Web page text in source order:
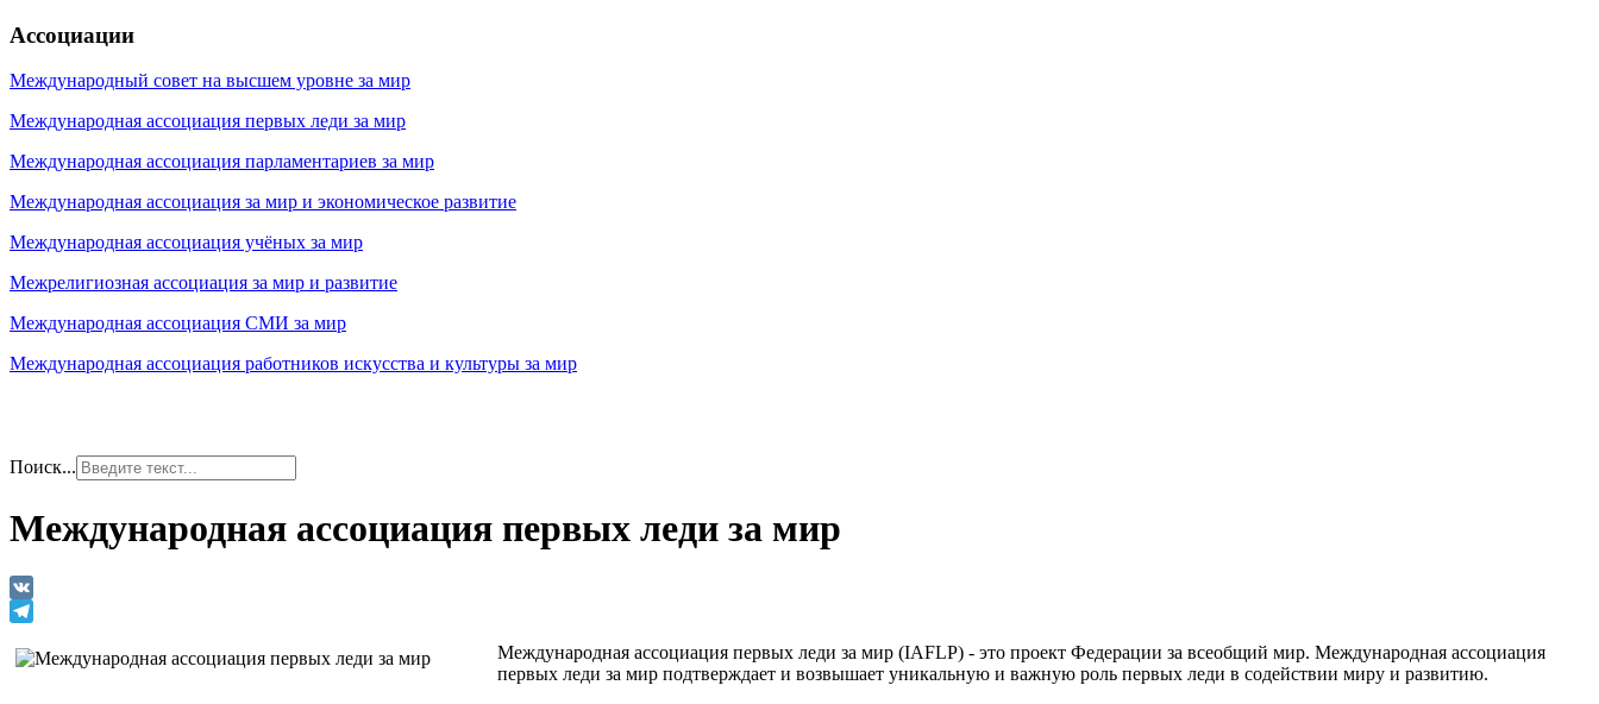
Ассоциации
Международный совет на высшем уровне за мир
Международная ассоциация первых леди за мир
Международная ассоциация парламентариев за мир
Международная ассоциация за мир и экономическое развитие
Международная ассоциация учёных за мир
Межрелигиозная ассоциация за мир и развитие
Международная ассоциация СМИ за мир
Международная ассоциация работников искусства и культуры за мир
Поиск...
Международная ассоциация первых леди за мир
VK
Международная ассоциация первых леди за мир (IAFLP) - это проект Федерации за всеобщий мир. Международная ассоциация
первых леди за мир подтверждает и возвышает уникальную и важную роль первых леди в содействии миру и развитию.